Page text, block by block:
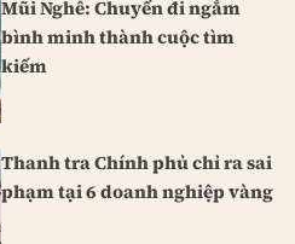
Mũi Nghê: Chuyến đi ngắm
bình minh thành cuộc tìm
kiếm
Thanh tra Chính phủ chỉ ra sai
phạm tại 6 doanh nghiệp vàng